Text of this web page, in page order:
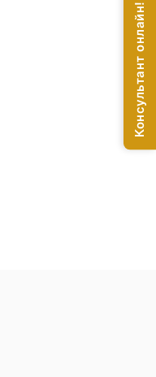
Консультант онлайн!